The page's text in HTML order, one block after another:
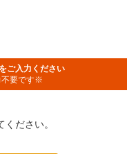
ご入力ください
不要です※
ださい。